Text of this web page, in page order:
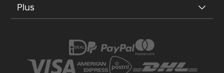
Plus